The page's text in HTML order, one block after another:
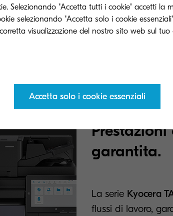
richiedono soluzioni affidabili e ad
ambienti di apprendimento digitale
garantita.
La serie Kyocera
flussi di lavoro,
Selezionando "Accetta tutti i cookie" accetti la
selezionando "Accetta solo i cookie
Accetta solo i cookie essenziali